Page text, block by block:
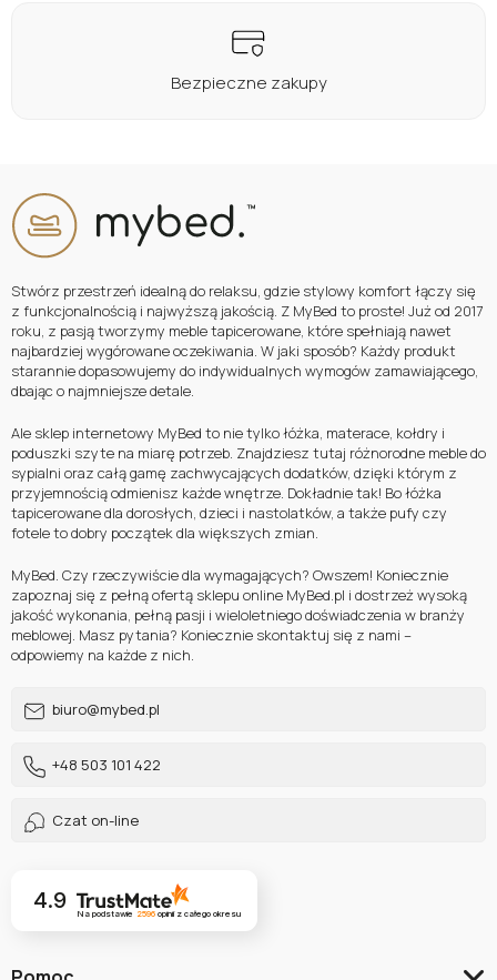
Bezpieczne zakupy
Stwórz przestrzeń idealną do relaksu, gdzie stylowy komfort łączy się
z funkcjonalnością i najwyższą jakością. Z MyBed to proste! Już od 2017
roku, z pasją tworzymy meble tapicerowane, które spełniają nawet
najbardziej wygórowane oczekiwania. W jaki sposób? Każdy produkt
starannie dopasowujemy do indywidualnych wymogów zamawiającego,
dbając o najmniejsze detale.
Ale sklep internetowy MyBed to nie tylko łóżka, materace, kołdry i
poduszki szyte na miarę potrzeb. Znajdziesz tutaj różnorodne meble do
sypialni oraz całą gamę zachwycających dodatków, dzięki którym z
przyjemnością odmienisz każde wnętrze. Dokładnie tak! Bo łóżka
tapicerowane dla dorosłych, dzieci i nastolatków, a także pufy czy
fotele to dobry początek dla większych zmian.
MyBed. Czy rzeczywiście dla wymagających? Owszem! Koniecznie
zapoznaj się z pełną ofertą sklepu online MyBed.pl i dostrzeż wysoką
jakość wykonania, pełną pasji i wieloletniego doświadczenia w branży
meblowej. Masz pytania? Koniecznie skontaktuj się z nami –
odpowiemy na każde z nich.
biuro@mybed.pl
+48 503 101 422
Czat on-line
4.9
Na podstawie 2596opinii z całego okresu